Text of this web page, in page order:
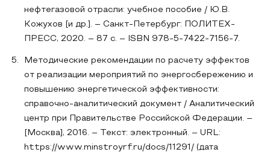
нефтегазовой отрасли: учебное пособие / Ю.В.
Кожухов [и др.]. – Санкт-Петербург: ПОЛИТЕХ-
ПРЕСС, 2020. – 87 с. – ISBN 978-5-7422-7156-7.
Методические рекомендации по расчету эффектов
от реализации мероприятий по энергосбережению и
повышению энергетической эффективности:
справочно-аналитический документ / Аналитический
центр при Правительстве Российской Федерации. –
[Москва], 2016. – Текст: электронный. – URL:
https://www.minstroyrf.ru/docs/11291/ (дата